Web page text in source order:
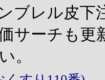
ブレル皮下
サーチも
。